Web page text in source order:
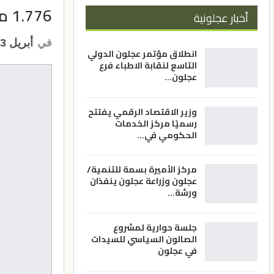
1.776 مليار دينار صادرات صناعة عمان بالربع الأول
في أبريل 13, 2024
أخبار عجلونية
انطلاق مؤتمر عجلون الدولي
التاسع لنقابة الاطباء فرع
عجلون…
وزير الاقتصاد الرقمي يفتتح
رسميًا مركز الخدمات
الحكومي في…
مركز الأميرة بسمة للتنمية/
عجلون وزراعة عجلون ينفذان
ورشة…
جلسة حوارية لمشروع
الصالون السياسي للسيدات
في عجلون